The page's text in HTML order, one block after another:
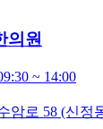
의원
~ 14:00
암로 58 (신정